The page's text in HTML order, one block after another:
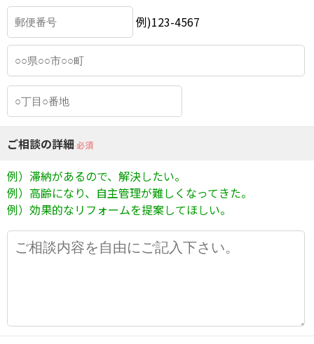
例)123-4567
ご相談の詳細 必須
例）滞納があるので、解決したい。
例）高齢になり、自主管理が難しくなってきた。
例）効果的なリフォームを提案してほしい。